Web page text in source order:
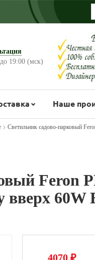
19:00 (мск)
Наше
> Светильник садово-парковый
Feron
60W
4070₽